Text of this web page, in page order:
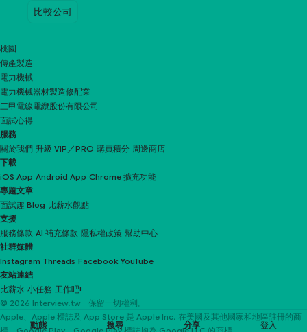
動態 搜尋 分享 登入
比較公司
桃園
傳產製造
電力機械
電力機械器材製造修配業
三甲電線電纜股份有限公司
面試心得
服務
關於我們 升級 VIP／PRO 購買積分 周邊商店
下載
iOS App Android App Chrome 擴充功能
專題文章
面試趣 Blog 比薪水觀點
支援
服務條款 AI 補充條款 隱私權政策 幫助中心
社群媒體
Instagram Threads Facebook YouTube
友站連結
比薪水 小任務 工作吧!
© 2026 Interview.tw 保留一切權利。
Apple、Apple 標誌及 App Store 是 Apple Inc. 在美國及其他國家和地區註冊的商